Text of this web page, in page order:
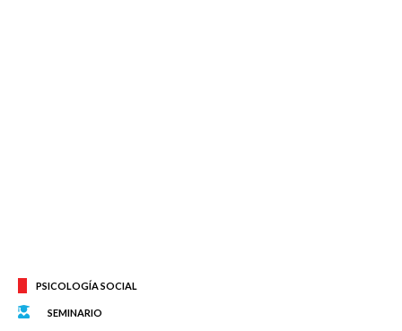
PSICOLOGÍA SOCIAL
SEMINARIO